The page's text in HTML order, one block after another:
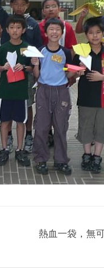
熱血一袋，無